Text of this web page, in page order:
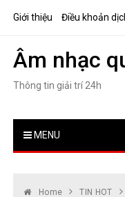
Giới thiệu Điều khoản
Âm nhạc
Thông tin giải trí 24h
MENU
Home
TIN HOT